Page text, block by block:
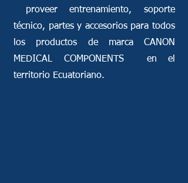
proveer entrenamiento, soporte
técnico, partes y accesorios para todos
los productos de marca CANON
MEDICAL COMPONENTS en el
territorio Ecuatoriano.